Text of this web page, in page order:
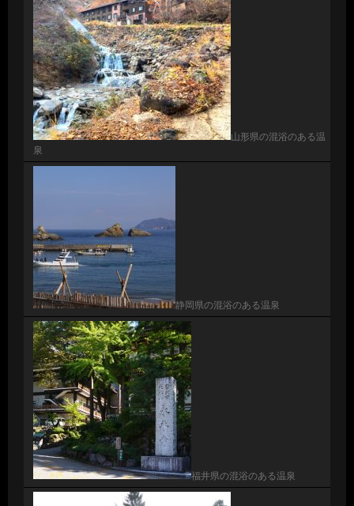
山形県の混浴のある温
泉
静岡県の混浴のある温泉
福井県の混浴のある温泉